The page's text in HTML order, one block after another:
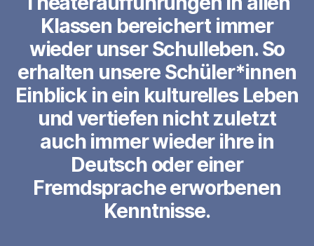
Klassen bereichert immer
wieder unser Schulleben. So
erhalten unsere Schüler*innen
Einblick in ein kulturelles Leben
und vertiefen nicht zuletzt
auch immer wieder ihre in
Deutsch oder einer
Fremdsprache erworbenen
Kenntnisse.